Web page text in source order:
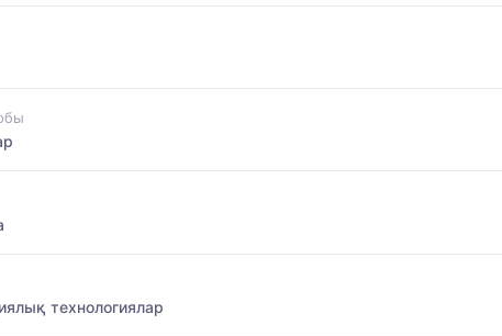
технологиялар